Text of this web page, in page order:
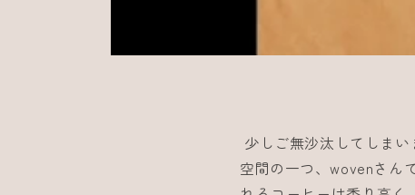
少しご無沙汰してしま
空間の一つ、wovenさん